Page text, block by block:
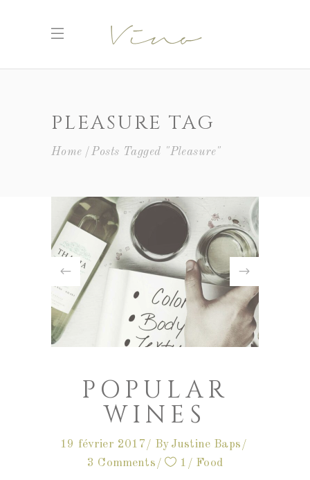
PLEASURE TAG
Home Posts Tagged "Pleasure"
POPULAR
WINES
19 février 2017 By Justine Baps
3 Comments
1 Food